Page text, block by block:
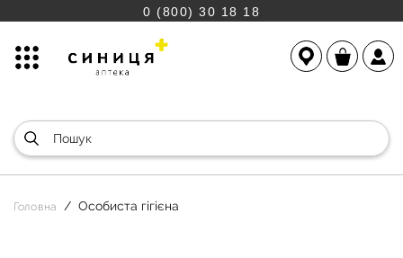
0 (800) 30 18 18
Головна Особиста гігієна